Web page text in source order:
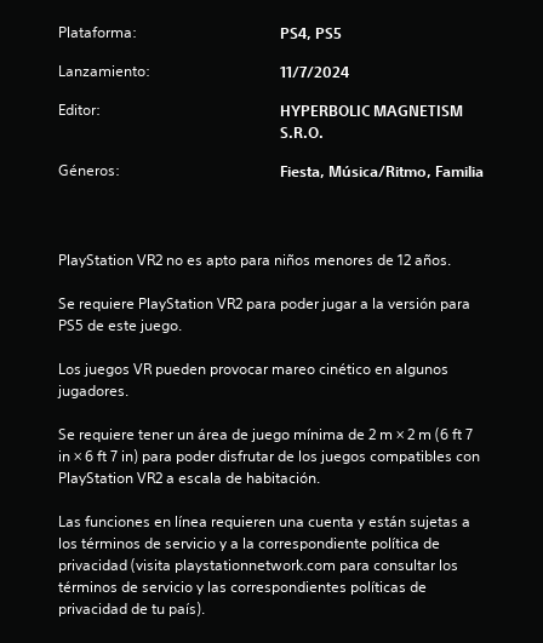
Plataforma: PS4, PS5
Lanzamiento: 11/7/2024
Editor:
HYPERBOLIC MAGNETISM
S.R.O.
Géneros: Fiesta, Música/Ritmo, Familia
PlayStation VR2 no es apto para niños menores de 12 años.
Se requiere PlayStation VR2 para poder jugar a la versión para
PS5 de este juego.
Los juegos VR pueden provocar mareo cinético en algunos
jugadores.
Se requiere tener un área de juego mínima de 2 m × 2 m (6 ft 7
in × 6 ft 7 in) para poder disfrutar de los juegos compatibles con
PlayStation VR2 a escala de habitación.
Las funciones en línea requieren una cuenta y están sujetas a
los términos de servicio y a la correspondiente política de
privacidad (visita playstationnetwork.com para consultar los
términos de servicio y las correspondientes políticas de
privacidad de tu país).